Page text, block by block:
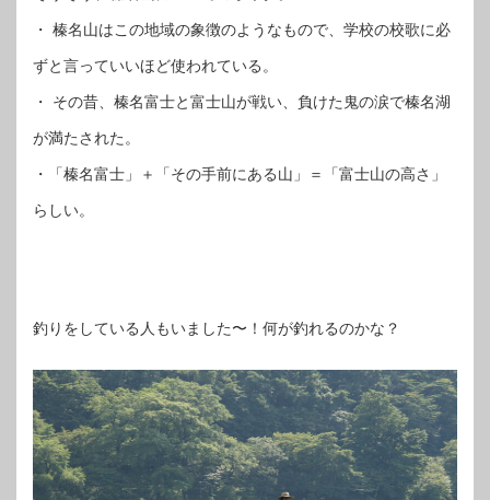
・ 榛名山はこの地域の象徴のようなもので、学校の校歌に必
ずと言っていいほど使われている。
・ その昔、榛名富士と富士山が戦い、負けた鬼の涙で榛名湖
が満たされた。
・「榛名富士」＋「その手前にある山」＝「富士山の高さ」
らしい。
釣りをしている人もいました〜！何が釣れるのかな？